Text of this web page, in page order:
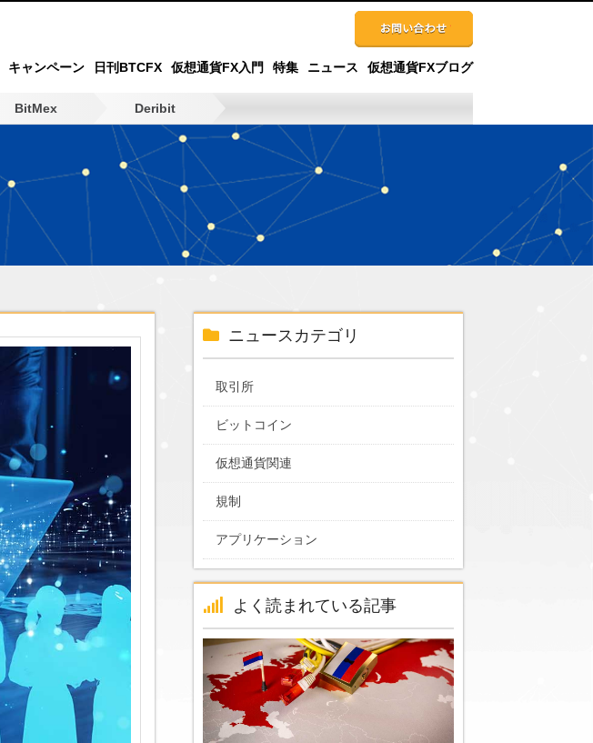
キャンペーン 日刊BTCFX 仮想通貨FX入門 特集 ニュース 仮想通貨FXブログ
BitMex Deribit
ニュースカテゴリ
取引所
ビットコイン
仮想通貨関連
規制
アプリケーション
よく読まれている記事